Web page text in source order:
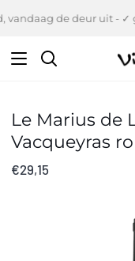
naar
inhoud
de deur uit - ✓
Zoeken
Le Marius de
Vacqueyras
€29,15